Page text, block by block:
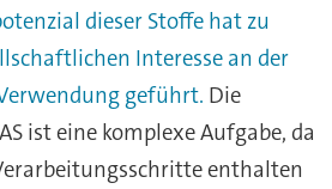
dieser Stoffe hat zu
Interesse an der
geführt. Die
ist eine komplexe Aufgabe, da
enthalten